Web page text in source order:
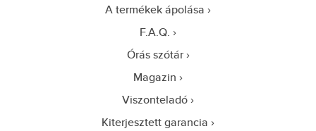
A termékek ápolása
F.A.Q.
Órás szótár
Magazin
Viszonteladó
Kiterjesztett garancia